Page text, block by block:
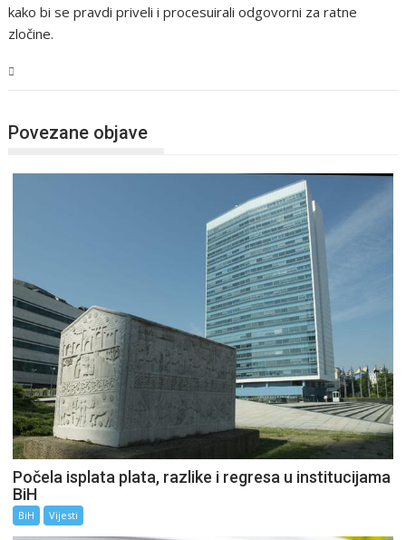
kako bi se pravdi priveli i procesuirali odgovorni za ratne
zločine.
Povezane objave
Počela isplata plata, razlike i regresa u institucijama
BiH
BiH Vijesti